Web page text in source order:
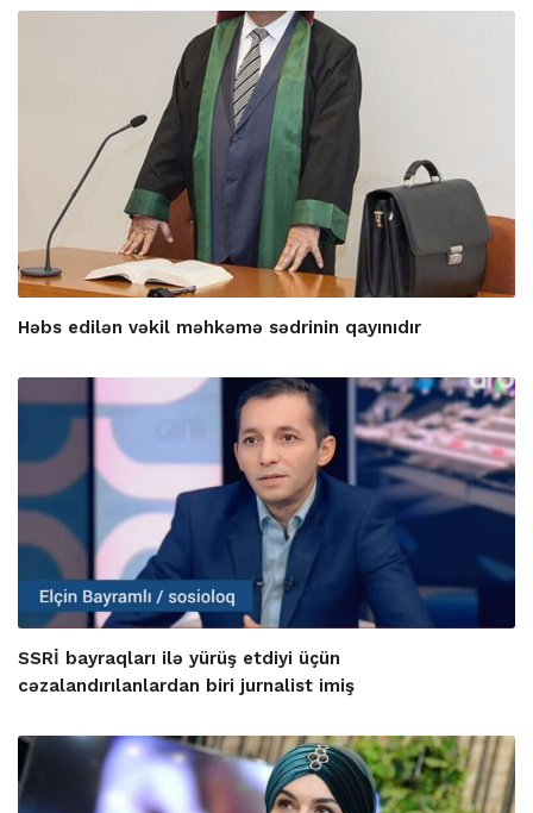
Həbs edilən vəkil məhkəmə sədrinin qayınıdır
SSRİ bayraqları ilə yürüş etdiyi üçün
cəzalandırılanlardan biri jurnalist imiş